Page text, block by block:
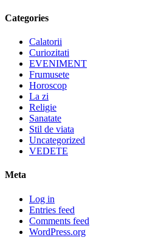
Categories
Calatorii
Curiozitati
EVENIMENT
Frumusete
Horoscop
La zi
Religie
Sanatate
Stil de viata
Uncategorized
VEDETE
Meta
Log in
Entries feed
Comments feed
WordPress.org